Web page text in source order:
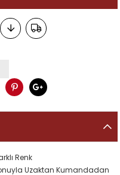
Renk
Uzaktan Kumandadan